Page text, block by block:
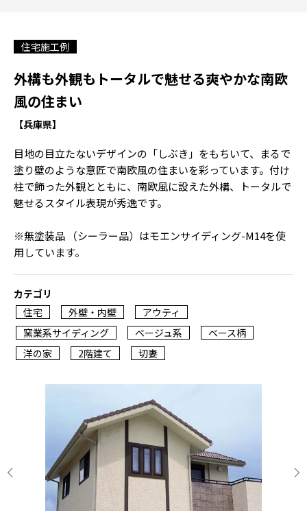
住宅施工例
外構も外観もトータルで魅せる爽やかな南欧
風の住まい
【兵庫県】
目地の目立たないデザインの「しぶき」をもちいて、まるで
塗り壁のような意匠で南欧風の住まいを彩っています。付け
柱で飾った外観とともに、南欧風に設えた外構、トータルで
魅せるスタイル表現が秀逸です。
※無塗装品 （シーラー品）はモエンサイディング-M14を使
用しています。
カテゴリ
住宅
外壁・内壁
アウティ
窯業系サイディング
ベージュ系
ベース柄
洋の家
2階建て 切妻